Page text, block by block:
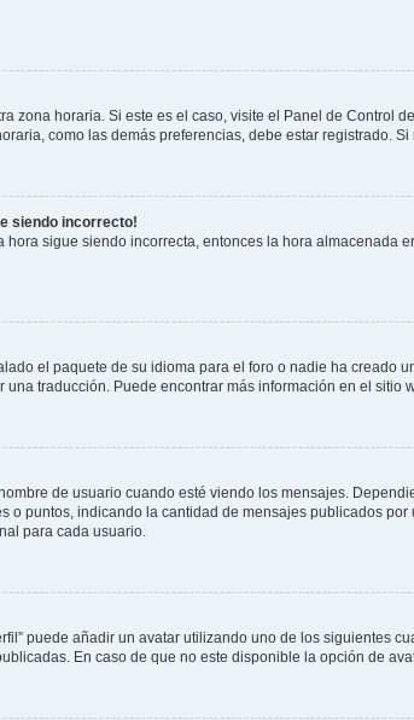
zona horaria. Si este es el caso, visite el Panel de Control
como las demás preferencias, debe estar registrado.
siendo incorrecto!
sigue siendo incorrecta, entonces la hora almacenada
el paquete de su idioma para el foro o nadie ha
traducción. Puede encontrar más información en el sitio
de usuario cuando esté viendo los mensajes.
o puntos, indicando la cantidad de mensajes publicados
para cada usuario.
puede añadir un avatar utilizando uno de los siguientes
En caso de que no este disponible la opción de